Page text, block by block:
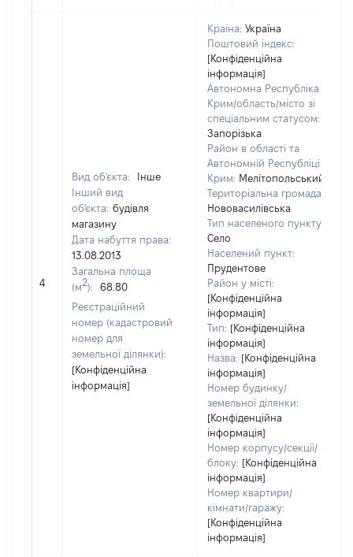
4
Вид об'єкта:
Інше
Інший вид
об'єкта: будівля
магазину
Дата набуття права:
13.08.2013
Загальна площа
(м2):
68.80
Реєстраційний
номер (кадастровий
номер для
земельної ділянки):
[Конфіденційна
інформація]
Країна: Україна
Поштовий індекс:
[Конфіденційна
інформація]
Автономна Республіка
Крим/область/місто зі
спеціальним статусом:
Запорізька
Район в області та
Автономній Республіці
Крим: Мелітопольський
Територіальна громада:
Нововасилівська
Тип населеного пункту:
Село
Населений пункт:
Прудентове
Район у місті:
[Конфіденційна
інформація]
Тип: [Конфіденційна
інформація]
Назва: [Конфіденційна
інформація]
Номер будинку/
земельної ділянки:
[Конфіденційна
інформація]
Номер корпусу/секції/
блоку: [Конфіденційна
інформація]
Номер квартири/
кімнати/гаражу:
[Конфіденційна
інформація]